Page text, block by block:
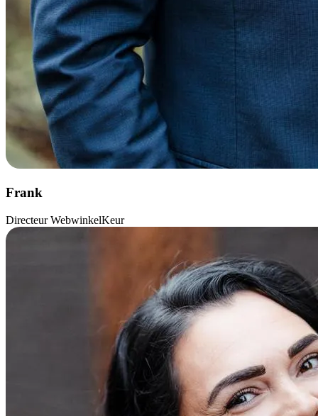
Frank
Directeur WebwinkelKeur